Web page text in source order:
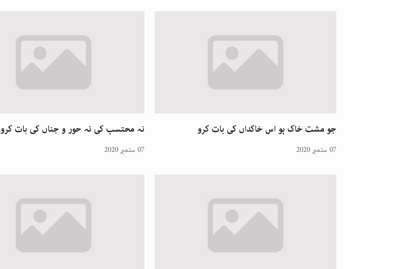
جو مشت خاک ہو اس خاکداں کی بات کرو
07 ستمبر 2020
نہ محتسب کی نہ حور و جناں کی بات کرو
07 ستمبر 2020